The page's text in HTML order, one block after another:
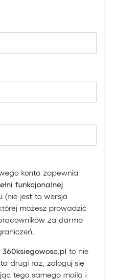
konta zapewnia
funkcjonalnej
(nie jest to wersja
możesz prowadzić
za darmo
360ksiegowosc.pl to nie
drugi raz, zaloguj się
tego samego maila i